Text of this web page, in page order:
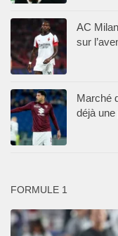
AC
sur
Marché
déjà
FORMULE 1